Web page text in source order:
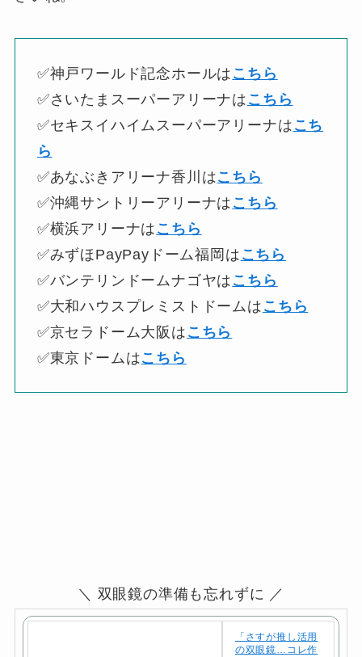
✅神戸ワールド記念ホールは こちら
✅さいたまスーパーアリーナは こちら
✅セキスイハイムスーパーアリーナは こち
ら
✅あなぶきアリーナ香川はこちら
✅沖縄サントリーアリーナは こちら
✅横浜アリーナは こちら
✅みずほPayPayドーム福岡は こちら
✅バンテリンドームナゴヤは こちら
✅大和ハウスプレミストドームは こちら
✅京セラドーム大阪は こちら
✅東京ドームはこちら
＼ 双眼鏡の準備も忘れずに ／
「さすが推し活用
の双眼鏡…コレ作